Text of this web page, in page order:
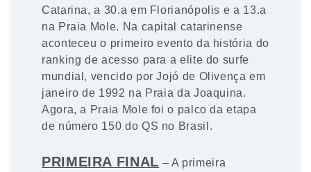
Catarina, a 30.a em Florianópolis e a 13.a
na Praia Mole. Na capital catarinense
aconteceu o primeiro evento da história do
ranking de acesso para a elite do surfe
mundial, vencido por Jojó de Olivença em
janeiro de 1992 na Praia da Joaquina.
Agora, a Praia Mole foi o palco da etapa
de número 150 do QS no Brasil.
PRIMEIRA FINAL – A primeira